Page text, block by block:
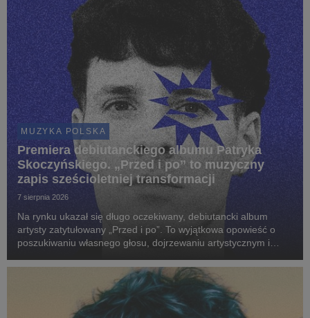
MUZYKA POLSKA
Premiera debiutanckiego albumu Patryka
Skoczyńskiego. „Przed i po” to muzyczny
zapis sześcioletniej transformacji
7 sierpnia 2026
Na rynku ukazał się długo oczekiwany, debiutancki album
artysty zatytułowany „Przed i po”. To wyjątkowa opowieść o
poszukiwaniu własnego głosu, dojrzewaniu artystycznym i
młodego twórcy.